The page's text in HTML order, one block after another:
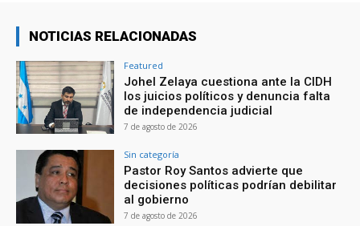
NOTICIAS RELACIONADAS
Featured
Johel Zelaya cuestiona ante la CIDH
los juicios políticos y denuncia falta
de independencia judicial
7 de agosto de 2026
Sin categoría
Pastor Roy Santos advierte que
decisiones políticas podrían debilitar
al gobierno
7 de agosto de 2026